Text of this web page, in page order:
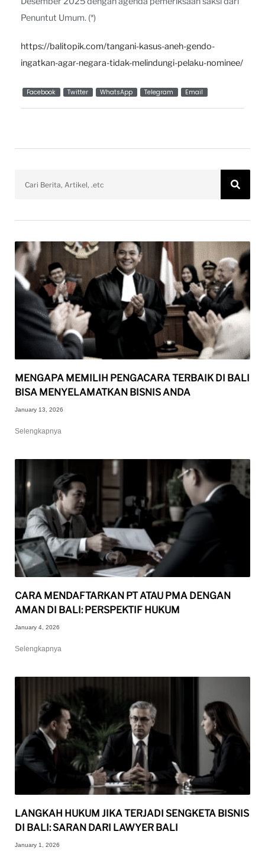
Penuntut Umum. (*)
https://balitopik.com/tangani-kasus-aneh-gendo-
ingatkan-agar-negara-tidak-melindungi-pelaku-nominee/
Facebook Twitter WhatsApp Telegram Email
MENGAPA MEMILIH PENGACARA TERBAIK DI BALI
BISA MENYELAMATKAN BISNIS ANDA
January 13, 2026
Selengkapnya
CARA MENDAFTARKAN PT ATAU PMA DENGAN
AMAN DI BALI: PERSPEKTIF HUKUM
January 4, 2026
Selengkapnya
LANGKAH HUKUM JIKA TERJADI SENGKETA BISNIS
DI BALI: SARAN DARI LAWYER BALI
January 1, 2026